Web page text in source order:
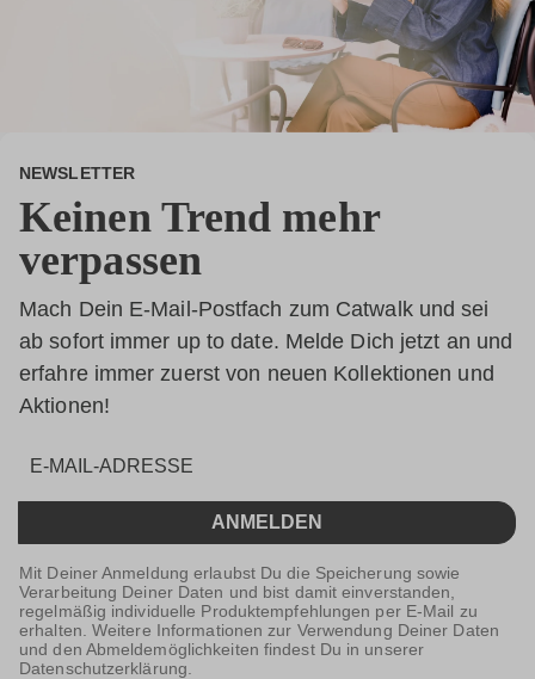
NEWSLETTER
Keinen Trend mehr
verpassen
Mach Dein E-Mail-Postfach zum Catwalk und sei
ab sofort immer up to date. Melde Dich jetzt an und
erfahre immer zuerst von neuen Kollektionen und
Aktionen!
ANMELDEN
Mit Deiner Anmeldung erlaubst Du die Speicherung sowie
Verarbeitung Deiner Daten und bist damit einverstanden,
regelmäßig individuelle Produktempfehlungen per E-Mail zu
erhalten. Weitere Informationen zur Verwendung Deiner Daten
und den Abmeldemöglichkeiten findest Du in unserer
Datenschutzerklärung.